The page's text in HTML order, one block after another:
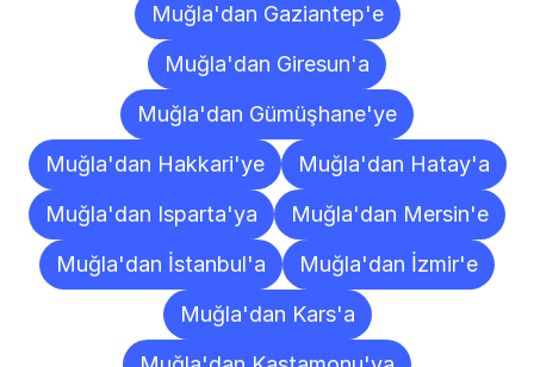
Muğla'dan Gaziantep'e
Muğla'dan Giresun'a
Muğla'dan Gümüşhane'ye
Muğla'dan Hakkari'ye
Muğla'dan Hatay'a
Muğla'dan Isparta'ya
Muğla'dan Mersin'e
Muğla'dan İstanbul'a
Muğla'dan İzmir'e
Muğla'dan Kars'a